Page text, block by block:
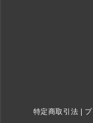
特定商取引法